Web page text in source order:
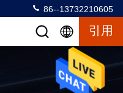
86--13732210605
引用